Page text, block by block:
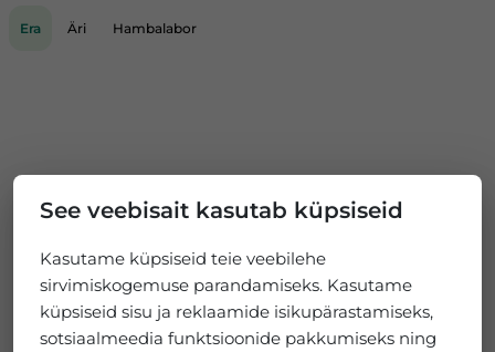
See veebisait kasutab küpsiseid
Kasutame küpsiseid teie veebilehe
sirvimiskogemuse parandamiseks. Kasutame
küpsiseid sisu ja reklaamide isikupärastamiseks,
sotsiaalmeedia funktsioonide pakkumiseks ning
Era Äri Hambalabor